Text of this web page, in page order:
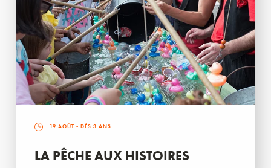
19 AOÛT - DÈS 3 ANS
LA PÊCHE AUX HISTOIRES